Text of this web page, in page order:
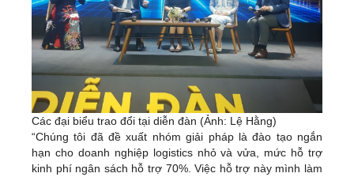
Các đại biểu trao đổi tại diễn đàn (Ảnh: Lệ Hằng)
“Chúng tôi đã đề xuất nhóm giải pháp là đào tạo ngắn
hạn cho doanh nghiệp logistics nhỏ và vửa, mức hỗ trợ
kinh phí ngân sách hỗ trợ 70%. Việc hỗ trợ này mình làm